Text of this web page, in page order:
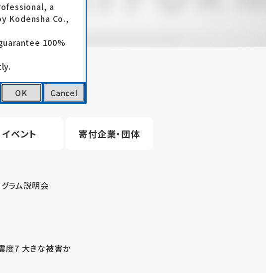
イベント 寄付企業・団体
ラム説明会
度7 大きな被害か
a
Kodensha Co.,
100%
OK Cancel